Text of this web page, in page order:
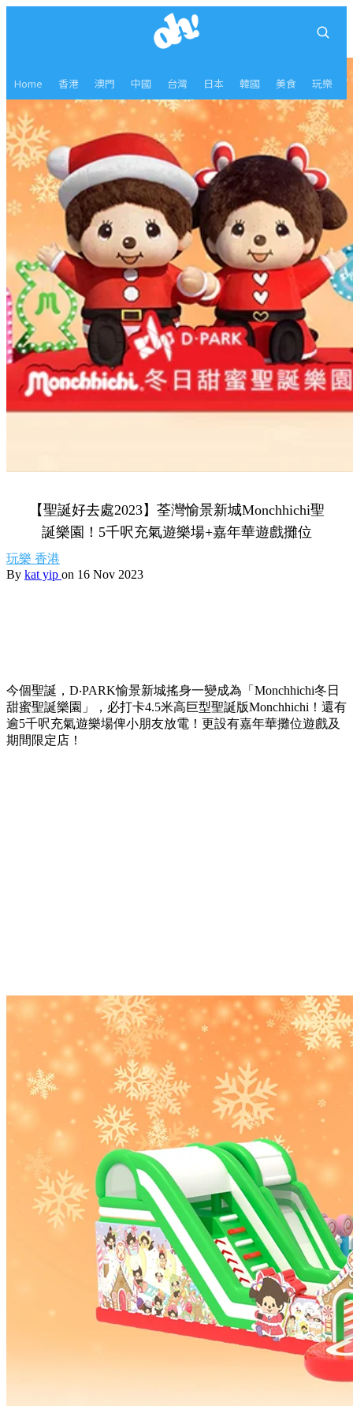
Home 香港 澳門 中國 台灣 日本 韓國 美食 玩樂
【聖誕好去處2023】荃灣愉景新城Monchhichi聖
誕樂園！5千呎充氣遊樂場+嘉年華遊戲攤位
玩樂 香港
By kat yip on 16 Nov 2023
今個聖誕，D‧PARK愉景新城搖身一變成為「Monchhichi冬日
甜蜜聖誕樂園」，必打卡4.5米高巨型聖誕版Monchhichi！還有
逾5千呎充氣遊樂場俾小朋友放電！更設有嘉年華攤位遊戲及
期間限定店！